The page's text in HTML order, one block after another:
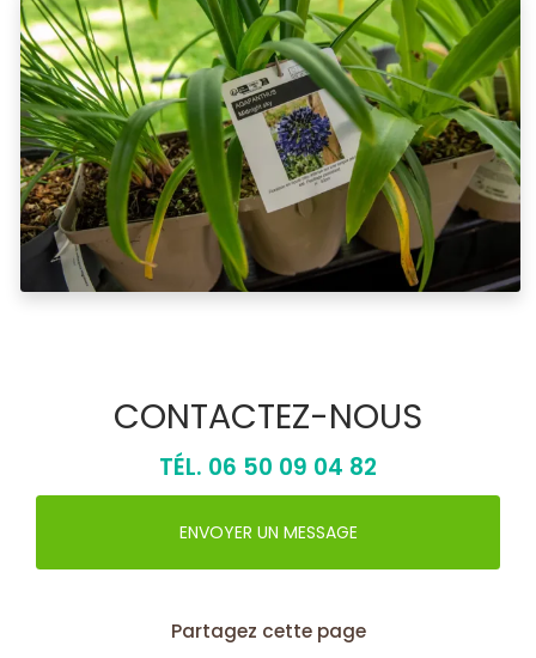
CONTACTEZ-NOUS
TÉL. 06 50 09 04 82
ENVOYER UN MESSAGE
Partagez cette page